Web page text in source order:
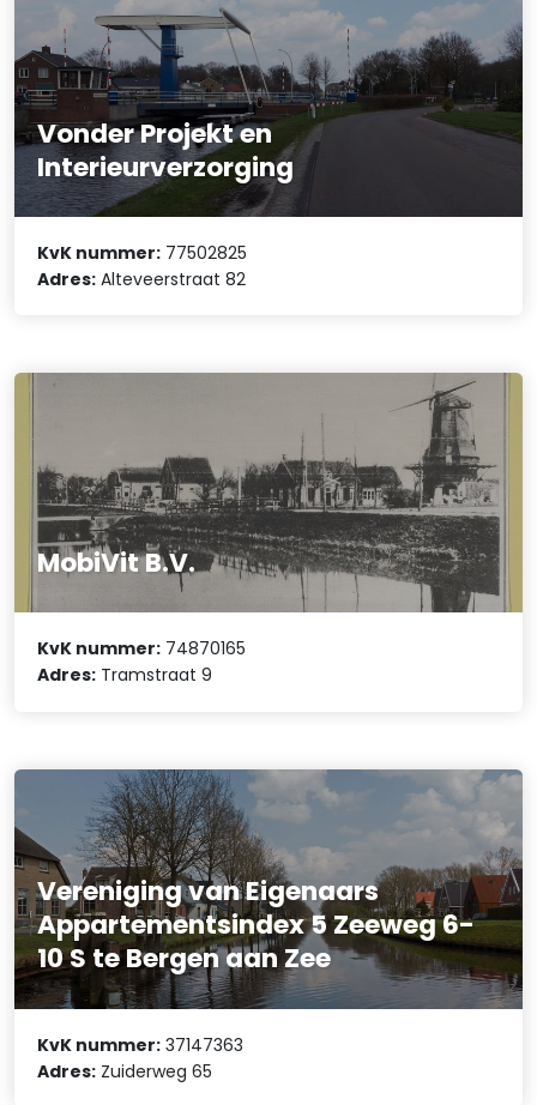
Vonder Projekt en
Interieurverzorging
KvK nummer: 77502825
Adres: Alteveerstraat 82
MobiVit B.V.
KvK nummer: 74870165
Adres: Tramstraat 9
Vereniging van Eigenaars
Appartementsindex 5 Zeeweg 6-
10 S te Bergen aan Zee
KvK nummer: 37147363
Adres: Zuiderweg 65